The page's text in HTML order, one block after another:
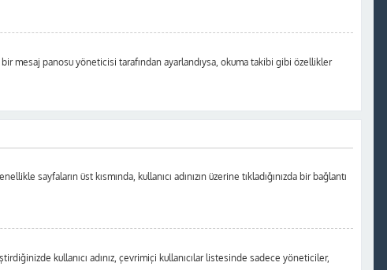
mesaj panosu yöneticisi tarafından ayarlandıysa, okuma takibi gibi özellikler
sayfaların üst kısmında, kullanıcı adınızın üzerine tıkladığınızda bir bağlantı
kullanıcı adınız, çevrimiçi kullanıcılar listesinde sadece yöneticiler,